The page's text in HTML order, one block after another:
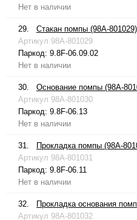
Нет в наличии
29.
Стакан помпы (98A-801029)
Артикул 98A-801029
Паркод: 9.8F-06.09.02
Нет в наличии
30.
Основание помпы (98A-
Артикул 98A-801030
Паркод: 9.8F-06.13
Нет в наличии
31.
Прокладка помпы (98A-
Артикул 98A-801031
Паркод: 9.8F-06.11
Нет в наличии
32.
Прокладка основания
Артикул 98A-801032